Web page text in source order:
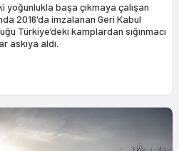
yoğunlukla başa çıkmaya çalışan
2016'da imzalanan Geri Kabul
Türkiye’deki kamplardan sığınmacı
askıya aldı.